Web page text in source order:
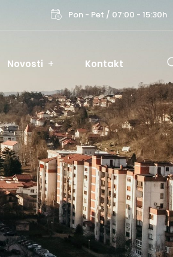
Pon - Pet / 07:00 - 15:30h
Novosti Kontakt